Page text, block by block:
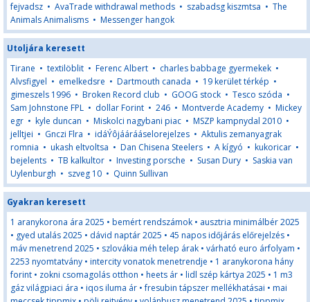
fejvadsz • AvaTrade withdrawal methods • szabadsg kiszmtsa • The
Animals Animalisms • Messenger hangok
Utoljára keresett
Tirane • textilöblit • Ferenc Albert • charles babbage gyermekek •
Alvsfigyel • emelkedsre • Dartmouth canada • 19 kerület térkép •
gimeszels 1996 • Broken Record club • GOOG stock • Tesco szóda •
Sam Johnstone FPL • dollar Forint • 246 • Montverde Academy • Mickey
egr • kyle duncan • Miskolci nagybani piac • MSZP kampnydal 2010 •
jelltjei • Gnczi Flra • idáÝôjáárááselorejelzes • Aktulis zemanyagrak
romnia • ukash eltvoltsa • Dan Chisena Steelers • A kígyó • kukoricar •
bejelents • TB kalkultor • Investing porsche • Susan Dury • Saskia van
Uylenburgh • szveg 10 • Quinn Sullivan
Gyakran keresett
1 aranykorona ára 2025 • bemért rendszámok • ausztria minimálbér 2025
• gyed utalás 2025 • dávid naptár 2025 • 45 napos időjárás előrejelzés •
máv menetrend 2025 • szlovákia méh telep árak • várható euro árfolyam •
2253 nyomtatvány • intercity vonatok menetrendje • 1 aranykorona hány
forint • zokni csomagolás otthon • heets ár • lidl szép kártya 2025 • 1 m3
gáz világpiaci ára • iqos iluma ár •fresubin tápszer mellékhatásai • mai